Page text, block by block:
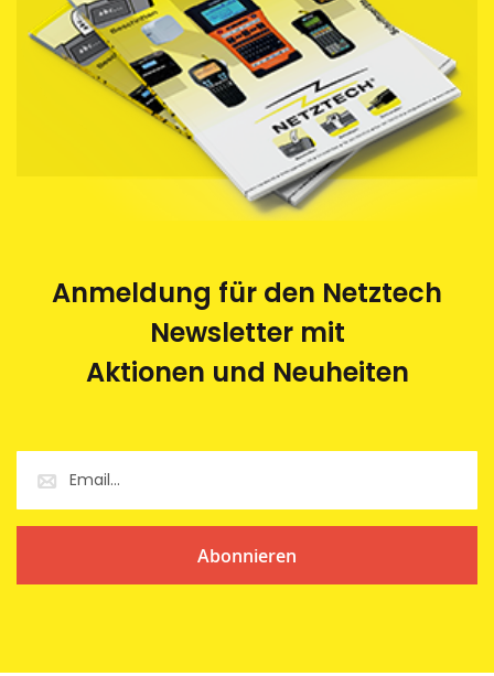
Anmeldung für den Netztech
Newsletter mit
Aktionen und Neuheiten
Abonnieren